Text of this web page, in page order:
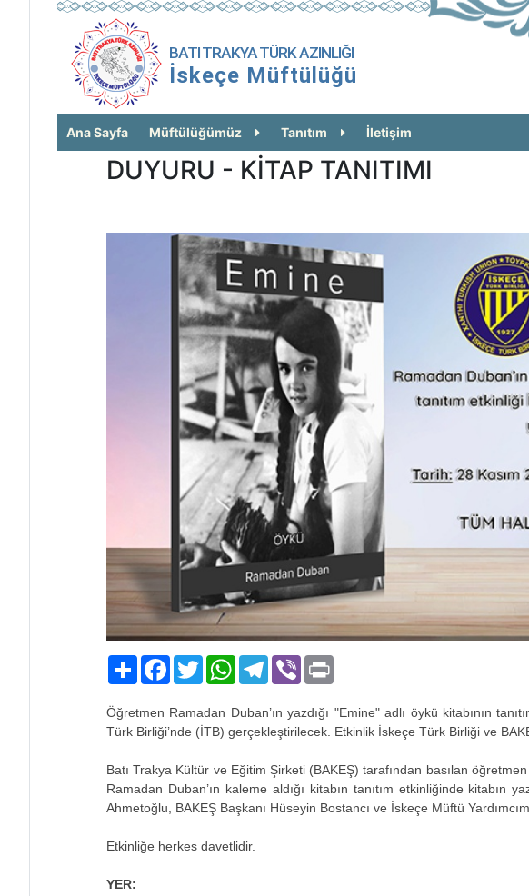
BATI TRAKYA TÜRK AZINLIĞI
İskeçe Müftülüğü
Ana Sayfa Müftülüğümüz Tanıtım İletişim
DUYURU - KİTAP TANITIMI
PaylaşFacebook
TwitterWhatsAppTelegram
Viber
Öğretmen Ramadan Duban’ın yazdığı "Emine" adlı öykü kitabının
Türk Birliği’nde (İTB) gerçekleştirilecek. Etkinlik İskeçe Türk Birliği ve
Batı Trakya Kültür ve Eğitim Şirketi (BAKEŞ) tarafından basılan
Ramadan Duban’ın kaleme aldığı kitabın tanıtım etkinliğinde kitabın
Ahmetoğlu, BAKEŞ Başkanı Hüseyin Bostancı ve İskeçe Müftü
Etkinliğe herkes davetlidir.
YER: